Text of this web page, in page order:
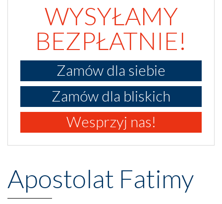
WYSYŁAMY
BEZPŁATNIE!
Zamów dla siebie
Zamów dla bliskich
Wesprzyj nas!
Apostolat Fatimy